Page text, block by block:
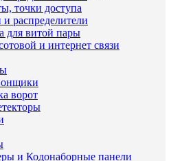
точки доступа
распределители
для витой пары
и интернет связи
ворот
и Кодонаборные панели